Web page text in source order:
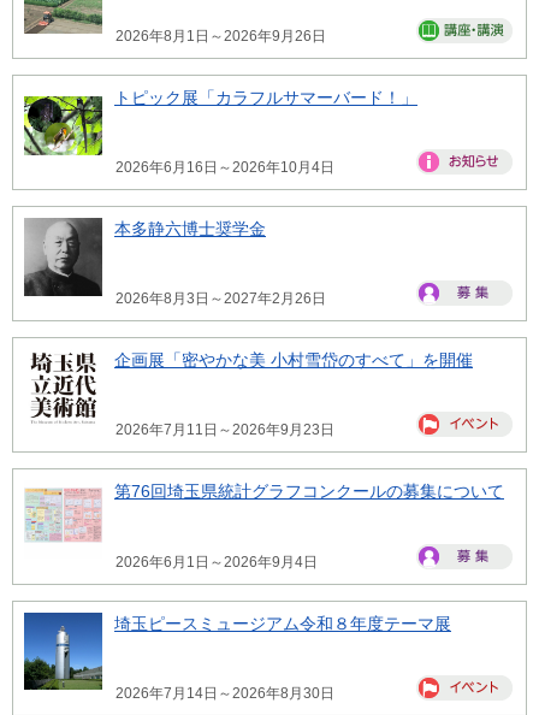
2026年8月1日～2026年9月26日
トピック展「カラフルサマーバード！」
2026年6月16日～2026年10月4日
本多静六博士奨学金
2026年8月3日～2027年2月26日
企画展「密やかな美 小村雪岱のすべて」を開催
2026年7月11日～2026年9月23日
第76回埼玉県統計グラフコンクールの募集について
2026年6月1日～2026年9月4日
埼玉ピースミュージアム令和８年度テーマ展
2026年7月14日～2026年8月30日